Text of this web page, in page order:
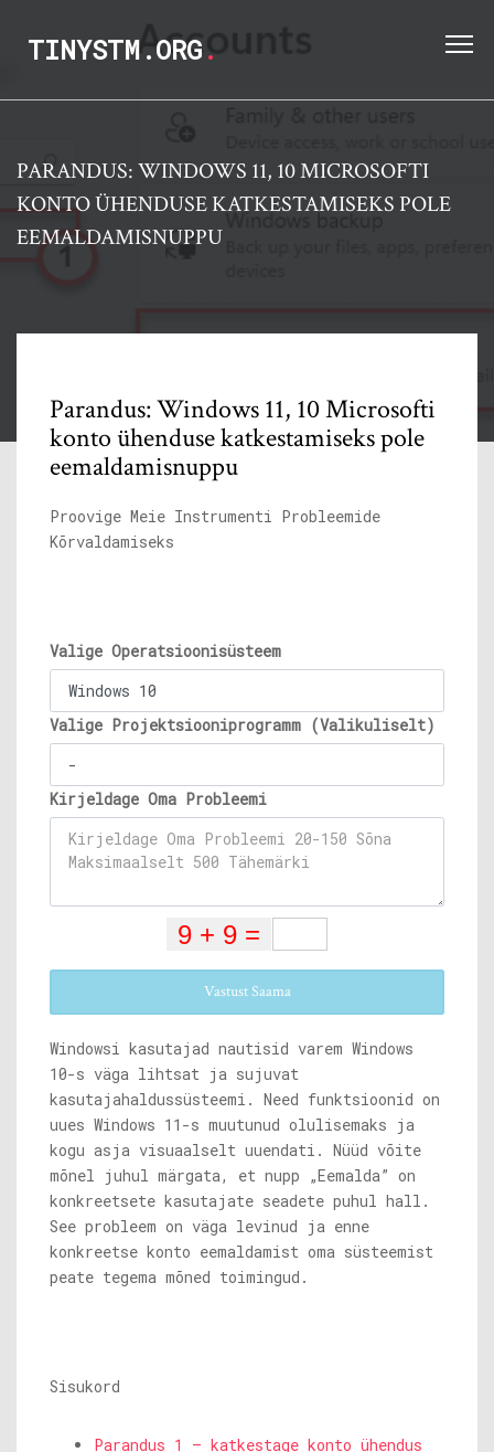
TINYSTM.ORG.
PARANDUS: WINDOWS 11, 10 MICROSOFTI
KONTO ÜHENDUSE KATKESTAMISEKS POLE
EEMALDAMISNUPPU
Parandus: Windows 11, 10 Microsofti
konto ühenduse katkestamiseks pole
eemaldamisnuppu
Proovige Meie Instrumenti Probleemide
Kõrvaldamiseks
Valige Operatsioonisüsteem
Valige Projektsiooniprogramm (Valikuliselt)
Kirjeldage Oma Probleemi
Vastust Saama
Windowsi kasutajad nautisid varem Windows
10-s väga lihtsat ja sujuvat
kasutajahaldussüsteemi. Need funktsioonid on
uues Windows 11-s muutunud olulisemaks ja
kogu asja visuaalselt uuendati. Nüüd võite
mõnel juhul märgata, et nupp „Eemalda” on
konkreetsete kasutajate seadete puhul hall.
See probleem on väga levinud ja enne
konkreetse konto eemaldamist oma süsteemist
peate tegema mõned toimingud.
Sisukord
Parandus 1 – katkestage konto ühendus